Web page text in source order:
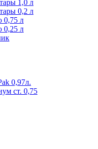
1,0 л
0,2 л
0,75 л
0,25 л
0,97л.
ст. 0,75